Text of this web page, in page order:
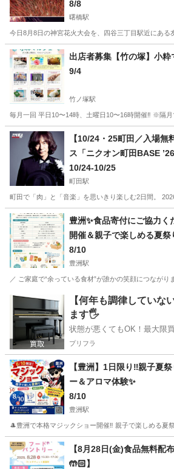
8/8
曙橋駅
今日8月8日の神宮花火大会を、四谷三丁目駅近にあ
東京 新宿区 曙橋駅 地域/お祭り 花
出店者募集【竹の塚】小粋
9/4
竹ノ塚駅
毎月一回 平日10〜14時、土曜日10〜16時開催‼️ ※隔
東京 足立区 地域/お祭り
【10/24・25町田／入場無
ス「ニクオン町田BASE
☆ユカイ、Ｔ字路s、
田山田柴田」、
ロに人気アーティストと肉
ども連れのお出かけにもお
10/24-10/25
町田駅
町田で「肉」と「音楽」を思いきり楽しむ2日間。
東京 町田市 町田駅 地域/お祭り 会場
豊洲✨食品寄付にご協力く
開催＆親子で楽しめる夏
8/10
豊洲駅
／ ご家庭で“余っている食材”が誰かの笑顔につなが
東京 江東区 豊洲駅 地域/お祭り フ
【何年も調律していな
ます🖐️
状態が悪くてもOK！最大限
プリフラ
【豊洲】1日限り‼️親子夏
ー＆アロマ体験✨
8/10
豊洲駅
🎩豊洲で本格マジックショー開催‼️ 親子で楽しめる夏
東京 江東区 豊洲駅 地域/お祭り 夏
【8月28日(金)食品無料配
🤲🏻】